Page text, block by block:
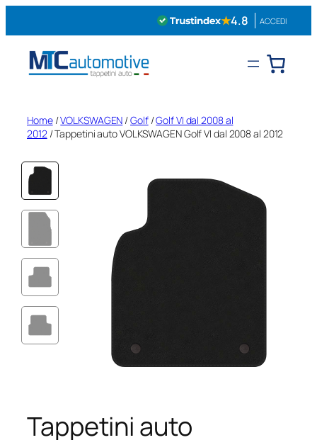
★4.8 ACCEDI
Home/VOLKSWAGEN /Golf/Golf VI dal 2008 al
2012/ Tappetini auto VOLKSWAGEN Golf VI dal 2008 al 2012
Tappetini auto